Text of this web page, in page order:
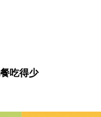
吃得少